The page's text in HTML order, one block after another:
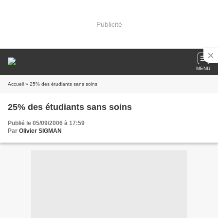
Publicité
MENU
Accueil » 25% des étudiants sans soins
25% des étudiants sans soins
Publié le 05/09/2006 à 17:59
Par Olivier SIGMAN